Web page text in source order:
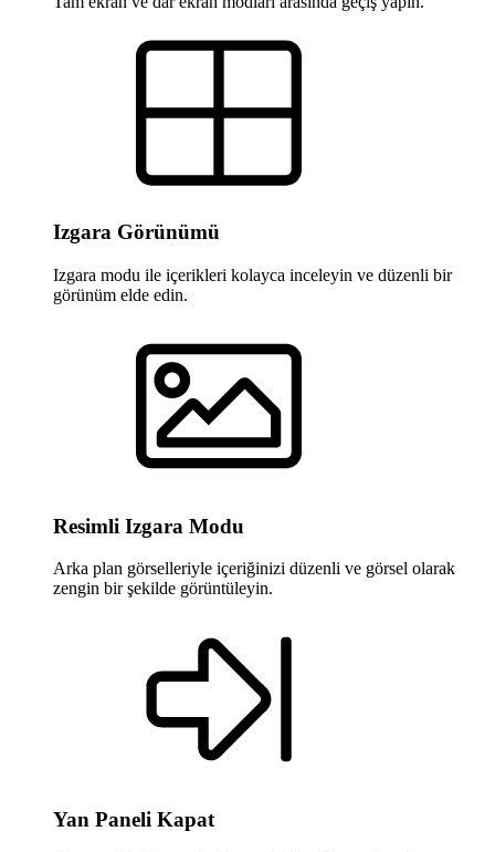
Izgara Görünümü
Izgara modu ile içerikleri kolayca inceleyin ve düzenli bir
görünüm elde edin.
Resimli Izgara Modu
Arka plan görselleriyle içeriğinizi düzenli ve görsel olarak
zengin bir şekilde görüntüleyin.
Yan Paneli Kapat